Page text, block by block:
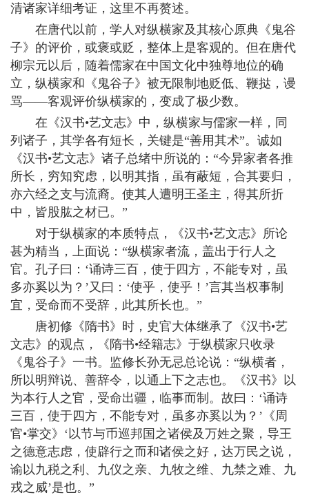
清诸家详细考证，这里不再赘述。
在唐代以前，学人对纵横家及其核心原典《鬼谷
子》的评价，或褒或贬，整体上是客观的。但在唐代
柳宗元以后，随着儒家在中国文化中独尊地位的确
立，纵横家和《鬼谷子》被无限制地贬低、鞭挞，谩
骂——客观评价纵横家的，变成了极少数。
在《汉书•艺文志》中，纵横家与儒家一样，同
列诸子，其学各有短长，关键是“善用其术”。诚如
《汉书•艺文志》诸子总绪中所说的：“今异家者各推
所长，穷知究虑，以明其指，虽有蔽短，合其要归，
亦六经之支与流裔。使其人遭明王圣主，得其所折
中，皆股肱之材已。”
对于纵横家的本质特点，《汉书•艺文志》所论
甚为精当，上面说：“纵横家者流，盖出于行人之
官。孔子曰：‘诵诗三百，使于四方，不能专对，虽
多亦奚以为？’又曰：‘使乎，使乎！’言其当权事制
宜，受命而不受辞，此其所长也。”
唐初修《隋书》时，史官大体继承了《汉书•艺
文志》的观点，《隋书•经籍志》于纵横家只收录
《鬼谷子》一书。监修长孙无忌总论说：“纵横者，
所以明辩说、善辞令，以通上下之志也。《汉书》以
为本行人之官，受命出疆，临事而制。故曰：‘诵诗
三百，使于四方，不能专对，虽多亦奚以为？’《周
官•掌交》‘以节与币巡邦国之诸侯及万姓之聚，导王
之德意志虑，使辟行之而和诸侯之好，达万民之说，
谕以九税之利、九仪之亲、九牧之维、九禁之难、九
戎之威’是也。”